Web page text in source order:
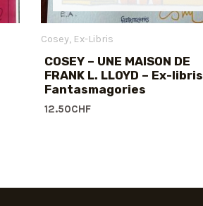
Cosey Ex-Libris
COSEY – UNE MAISON DE
FRANK L. LLOYD – Ex-libris
Fantasmagories
12.50CHF